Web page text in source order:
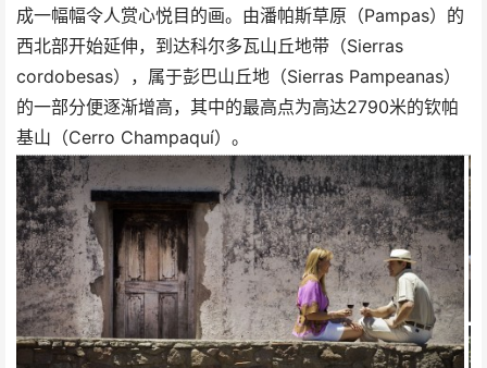
成一幅幅令人赏心悦目的画。由潘帕斯草原（Pampas）的
西北部开始延伸，到达科尔多瓦山丘地带（Sierras
cordobesas），属于彭巴山丘地（Sierras Pampeanas）
的一部分便逐渐增高，其中的最高点为高达2790米的钦帕
基山（Cerro Champaquí）。